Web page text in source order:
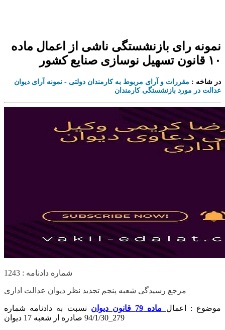
نمونه رای بازنشستگی ناشی از اعمال ماده
۱۰ قانون تسهیل نوسازی صنایع کشور
در شاخه : مقررات و آرای مربوط به کارمندان دولتی - نمونه آرای دیوان
عدالت در مورد بازنشستگی کارمندان
شماره دادنامه : 1243
مرجع رسیدگی شعبه پنجم تجدید نظر دیوان عدالت اداری
موضوع : اعمال ماده 79 قانون دیوان
نسبت به دادنامه شماره
279_94/1/30 صادره از شعبه 17 دیوان